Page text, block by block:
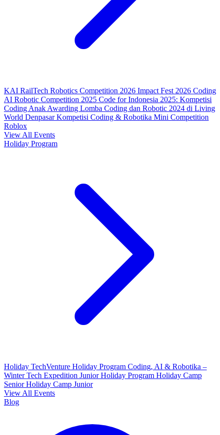
KAI RailTech Robotics Competition 2026 Impact Fest 2026 Coding
AI Robotic Competition 2025 Code for Indonesia 2025: Kompetisi
Coding Anak Awarding Lomba Coding dan Robotic 2024 di Living
World DenpasarKompetisi Coding & Robotika Mini Competition
Roblox
View All Events
Holiday Program
Holiday TechVenture Holiday Program Coding, AI & Robotika –
Winter Tech Expedition Junior Holiday Program Holiday Camp
SeniorHoliday Camp Junior
View All Events
Blog